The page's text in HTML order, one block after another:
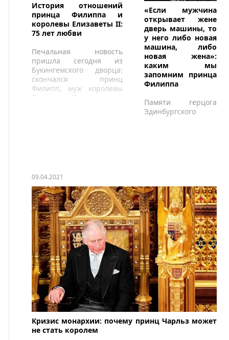
История отношений
принца Филиппа и
королевы Елизаветы II:
75 лет любви
Печальная новость
пришла сегодня из
Букингемского дворца:
скончался принц
Филипп, муж королевы
Елизаветы II.
«Если мужчина
открывает жене
дверь машины, то
у него либо новая
машина, либо
новая жена»:
каким мы
запомним принца
Филиппа
Памяти герцога
Эдинбургского
09.04.2021
Кризис монархии: почему принц Чарльз может
не стать королем